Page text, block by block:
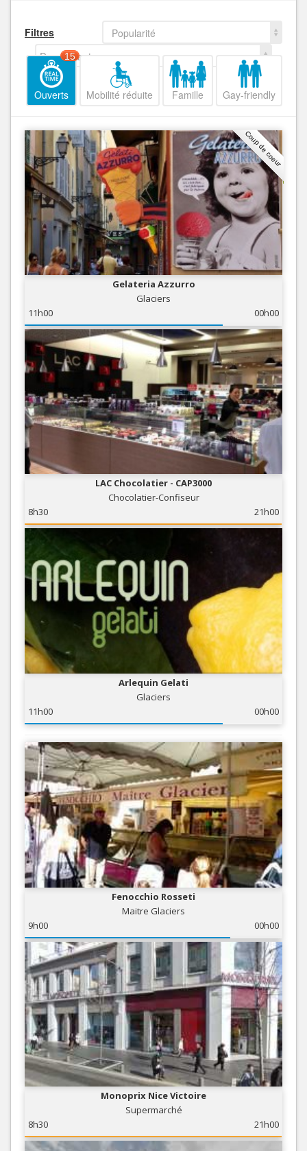
Filtres
Popularité
Decroissant
Ouverts
15
Mobilité réduite Famille Gay-friendly
Coup de coeur
Gelateria Azzurro
Glaciers
11h00
00h00
LAC Chocolatier - CAP3000
Chocolatier-Confiseur
8h30
21h00
Arlequin Gelati
Glaciers
11h00
00h00
Fenocchio Rosseti
Maitre Glaciers
9h00
00h00
Monoprix Nice Victoire
Supermarché
8h30
21h00